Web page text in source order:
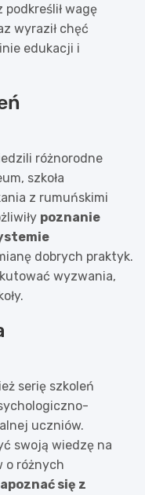
wagę
wyraził chęć
edukacji i
różnorodne
szkoła
z rumuńskimi
poznanie
dobrych praktyk.
wyzwania,
serię szkoleń
uczniów.
swoją wiedzę na
o różnych
się z